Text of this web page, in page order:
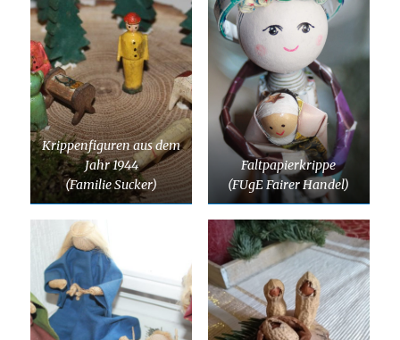
Krippenfiguren aus dem
Jahr 1944
(Familie Sucker)
Faltpapierkrippe
(FUgE Fairer Handel)